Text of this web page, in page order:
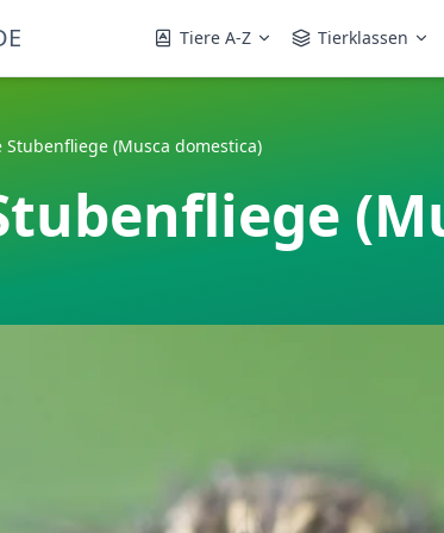
Tiere A-Z Tierklassen
Stubenfliege (Musca domestica)